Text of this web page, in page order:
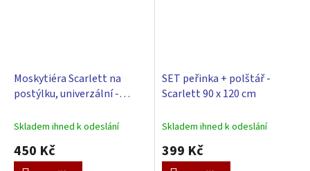
Moskytiéra Scarlett na
postýlku, univerzální -
Skladem ihned k odeslání
450 Kč
SET peřinka + polštář -
Scarlett 90 x 120 cm
Skladem ihned k odeslání
399 Kč